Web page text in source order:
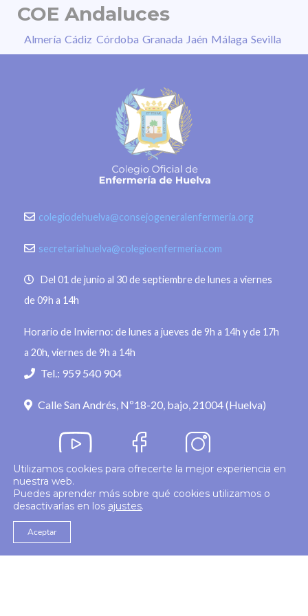
COE Andaluces
Almería Cádiz Córdoba Granada Jaén Málaga Sevilla
colegiodehuelva@consejogeneralenfermeria.org
secretariahuelva@colegioenfermeria.com
Del 01 de junio al 30 de septiembre de lunes a viernes
de 09h a 14h
Horario de Invierno: de lunes a jueves de 9h a 14h y de 17h
a 20h, viernes de 9h a 14h
Tel.: 959 540 904
Calle San Andrés, Nº18-20, bajo, 21004 (Huelva)
© 2026 Colegio Enfermería Huelva
Utilizamos cookies para ofrecerte la mejor experiencia en
nuestra web.
Puedes aprender más sobre qué cookies utilizamos o
desactivarlas en los ajustes.
Aceptar